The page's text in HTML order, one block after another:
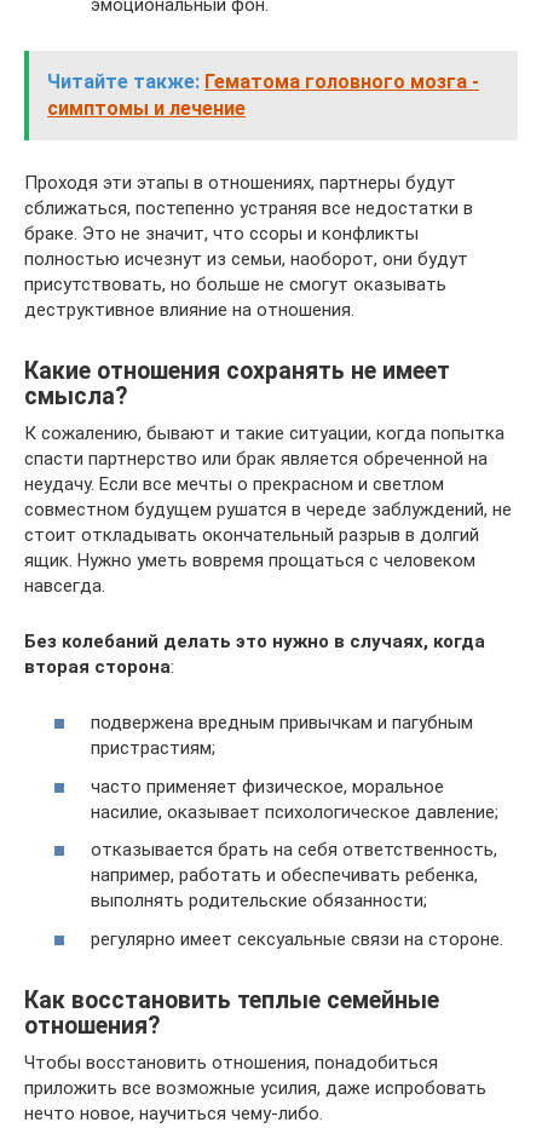
Читайте также: Гематома головного мозга -
симптомы и лечение
Проходя эти этапы в отношениях, партнеры будут
сближаться, постепенно устраняя все недостатки в
браке. Это не значит, что ссоры и конфликты
полностью исчезнут из семьи, наоборот, они будут
присутствовать, но больше не смогут оказывать
деструктивное влияние на отношения.
Какие отношения сохранять не имеет
смысла?
К сожалению, бывают и такие ситуации, когда попытка
спасти партнерство или брак является обреченной на
неудачу. Если все мечты о прекрасном и светлом
совместном будущем рушатся в череде заблуждений, не
стоит откладывать окончательный разрыв в долгий
ящик. Нужно уметь вовремя прощаться с человеком
навсегда.
Без колебаний делать это нужно в случаях, когда
вторая сторона:
подвержена вредным привычкам и пагубным
пристрастиям;
часто применяет физическое, моральное
насилие, оказывает психологическое давление;
отказывается брать на себя ответственность,
например, работать и обеспечивать ребенка,
выполнять родительские обязанности;
регулярно имеет сексуальные связи на стороне.
Как восстановить теплые семейные
отношения?
Чтобы восстановить отношения, понадобиться
приложить все возможные усилия, даже испробовать
нечто новое, научиться чему-либо.